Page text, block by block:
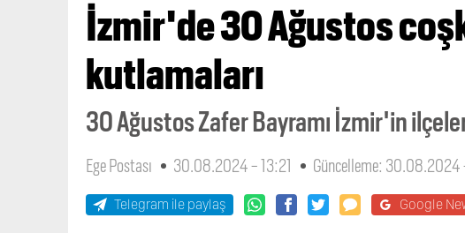
İzmir'de 30 Ağustos
kutlamaları
30 Ağustos Zafer Bayramı İzmir'in
Ege Postası 30.08.2024 - 13:21 Güncelleme:
Telegram ile paylaş Google